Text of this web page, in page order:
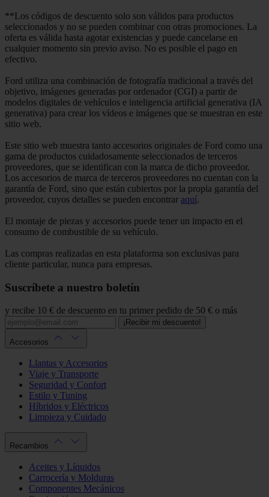
**Los códigos de descuento solo son válidos para productos
seleccionados y no se pueden combinar con otras promociones. La
oferta es válida hasta agotar existencias y puede cancelarse en
cualquier momento sin previo aviso. No es posible el pago en
efectivo.
Ford utiliza una combinación de fotografía tradicional a través del
objetivo, imágenes generadas por ordenador (CGI) a partir de
modelos digitales de vehículos e inteligencia artificial generativa (IA
generativa) para crear los vídeos e imágenes que se muestran en este
sitio web.
Este sitio web muestra tanto accesorios originales de Ford como una
gama de productos cuidadosamente seleccionados de terceros
proveedores, que se identifican con la marca de dicho proveedor.
Los accesorios de marca de terceros proveedores no cuentan con la
garantía de Ford, sino que están cubiertos por la propia garantía del
proveedor, cuyos detalles se pueden encontrar aquí.
El montaje de piezas y accesorios puede tener un impacto en el
consumo de combustible de su vehículo.
Las compras realizadas en esta plataforma son exclusivas para
cliente particular, nunca para empresas.
Suscríbete a nuestro boletín
y recibe 10 € de descuento en tu primer pedido de 50 € o más
¡Recibir mi descuento!
Accesorios
Llantas y Accesorios
Viaje y Transporte
Seguridad y Confort
Estilo y Tuning
Híbridos y Eléctricos
Limpieza y Cuidado
Recambios
Aceites y Líquidos
Carrocería y Molduras
Componentes Mecánicos